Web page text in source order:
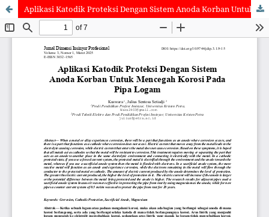
Aplikasi Katodik Proteksi Dengan Sistem Anoda Korban Untuk Mencegah Korosi Pada Pipa Logam